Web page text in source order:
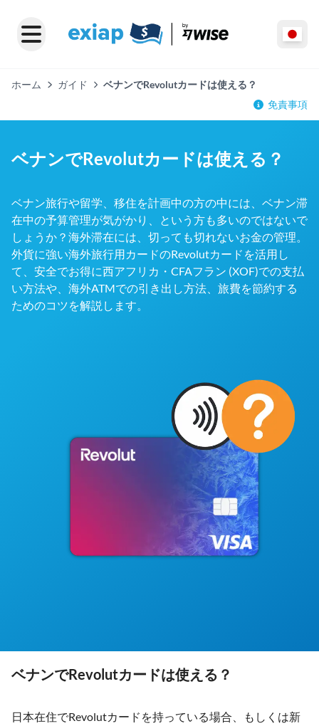
ホーム ガイド
ベナンでRevolutカードは使える？
免責事項
ベナンでRevolutカードは使える？
ベナン旅行や留学、移住を計画中の方の中には、ベナン滞
在中の予算管理が気がかり、という方も多いのではないで
しょうか？海外滞在には、切っても切れないお金の管理。
外貨に強い海外旅行用カードのRevolutカードを活用し
て、安全でお得に西アフリカ・CFAフラン (XOF)での支払
い方法や、海外ATMでの引き出し方法、旅費を節約する
ためのコツを解説します。
ベナンでRevolutカードは使える？
日本在住でRevolutカードを持っている場合、もしくは新